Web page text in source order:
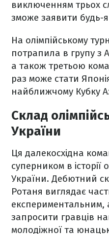
виключенням трьох
зможе заявити будь-
На олімпійському
потрапила в групу з
а також третьою
раз може стати
найближчому Кубку
Склад
України
Ця далекосхідна
суперником в історії
України. Дебютний
Ротаня виглядає
експериментальним,
запросити гравців
молодіжної та